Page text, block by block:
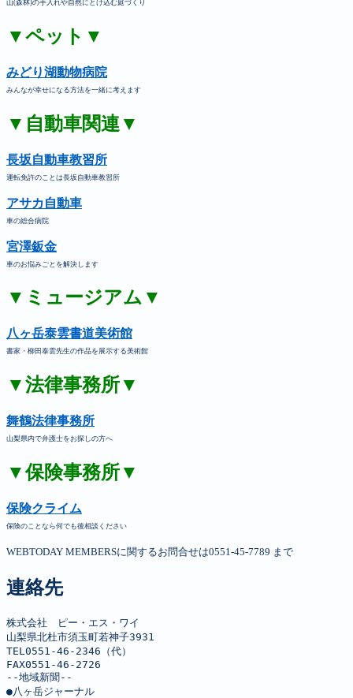
山(森林)の手入れや自然にとけ込む庭づくり
▼ペット▼
みどり湖動物病院
みんなが幸せになる方法を一緒に考えます
▼自動車関連▼
長坂自動車教習所
運転免許のことは長坂自動車教習所
アサカ自動車
車の総合病院
宮澤鈑金
車のお悩みごとを解決します
▼ミュージアム▼
八ヶ岳泰雲書道美術館
書家・柳田泰雲先生の作品を展示する美術館
▼法律事務所▼
舞鶴法律事務所
山梨県内で弁護士をお探しの方へ
▼保険事務所▼
保険クライム
保険のことなら何でも後相談ください
WEBTODAY MEMBERSに関するお問合せは0551-45-7789 まで
連絡先
株式会社　ピー・エス・ワイ
山梨県北杜市須玉町若神子3931
TEL0551-46-2346（代）
FAX0551-46-2726
--地域新聞--
●八ヶ岳ジャーナル